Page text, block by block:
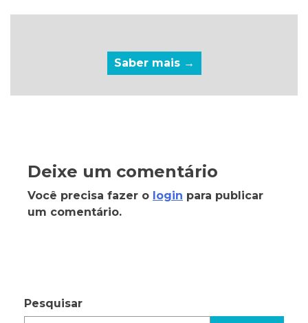
Saber mais →
Deixe um comentário
Você precisa fazer o login para publicar
um comentário.
Pesquisar